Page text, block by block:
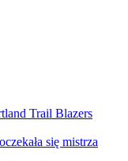
Trail Blazers
się mistrza